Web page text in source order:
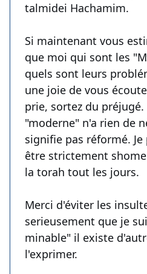
talmidei Hachamim.
Si maintenant vous
que moi qui sont les
quels sont leurs
une joie de vous
prie, sortez du
"moderne" n'a rien de
signifie pas réformé.
être strictement
la torah tout les jours.
Merci d'éviter les
serieusement que je
minable" il existe
l'exprimer.